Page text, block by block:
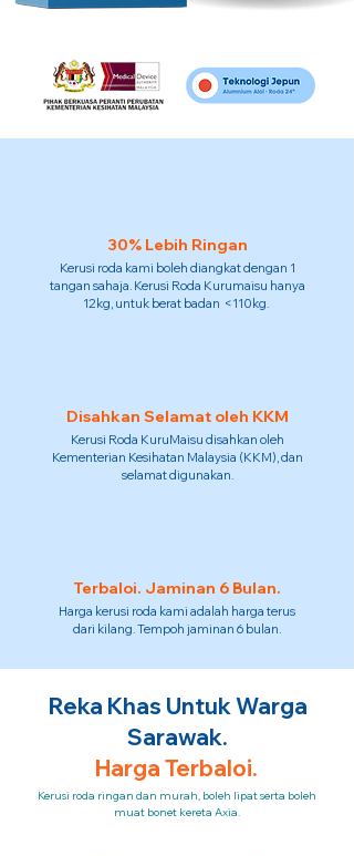
30% Lebih Ringan
Kerusi roda kami boleh diangkat dengan 1
tangan sahaja. Kerusi Roda Kurumaisu hanya
12kg, untuk berat badan <110kg.
Disahkan Selamat oleh KKM
Kerusi Roda KuruMaisu disahkan oleh
Kementerian Kesihatan Malaysia (KKM), dan
selamat digunakan.
Terbaloi. Jaminan 6 Bulan.
Harga kerusi roda kami adalah harga terus
dari kilang. Tempoh jaminan 6 bulan.
Reka Khas Untuk Warga
Sarawak.
Harga Terbaloi.
Kerusi roda ringan dan murah, boleh lipat serta boleh
muat bonet kereta Axia.